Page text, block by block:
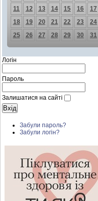
11
12 13 14 15 16
17
18
19 20 21 22 23
24
25
26 27 28 29 30 31
Логін
Пароль
Залишатися на сайті
Забули пароль?
Забули логін?